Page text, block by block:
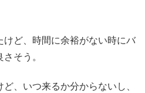
ど、時間に余裕がない時にバ
そう。
、いつ来るか分からないし、